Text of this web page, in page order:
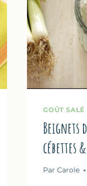
GOÛT SALÉ
Beignets
cébettes
Par Carole